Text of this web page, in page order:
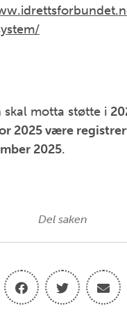
skal motta støtte i
2025 være
2025.
Del saken